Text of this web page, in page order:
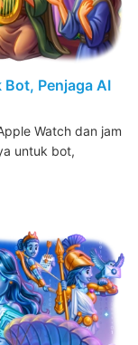
Penjaga AI
Watch dan jam
untuk bot,